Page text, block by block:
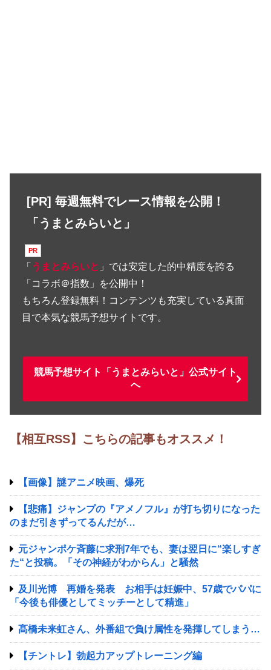
[PR] 毎週無料でレース情報を公開！
「うまとみらいと」
「 うまとみらいと 」では安定した的中精度を誇る
「コラボ＠指数」を公開中！
もちろん登録無料！コンテンツも充実している真面
目で本気な競馬予想サイトです。
競馬予想サイト「うまとみらいと」公式サイト
へ
【相互RSS】こちらの記事もオススメ！
【画像】謎アニメ映画、爆死
【悲痛】ジャンプの『アメノフル』が打ち切りになった
のまだ引きずってるんだが…
元ジャンポケ斉藤に求刑7年でも、妻は翌日に“楽しすぎ
た“と投稿。「その神経がわからん」と騒然
及川光博 再婚を発表 お相手は妊娠中、57歳でパパに
「今後も俳優としてミッチーとして精進」
髙橋未来虹さん、外番組で負け属性を発揮してしまう…
【チントレ】勃起力アップトレーニング編